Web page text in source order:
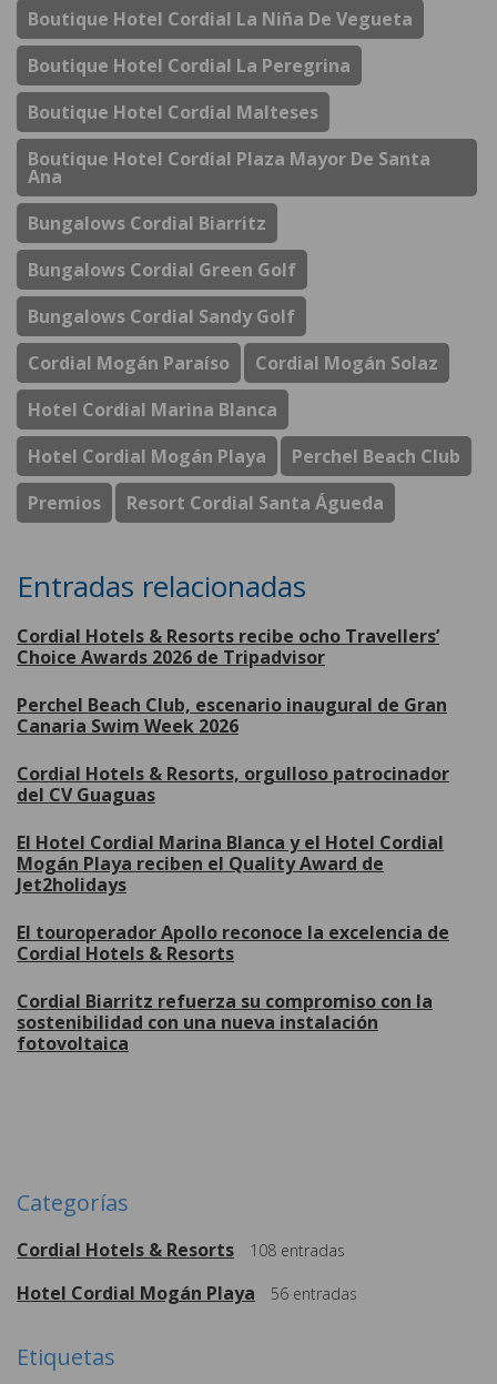
Boutique Hotel Cordial La Niña De Vegueta
Boutique Hotel Cordial La Peregrina
Boutique Hotel Cordial Malteses
Boutique Hotel Cordial Plaza Mayor De Santa
Ana
Bungalows Cordial Biarritz
Bungalows Cordial Green Golf
Bungalows Cordial Sandy Golf
Cordial Mogán Paraíso
Cordial Mogán Solaz
Hotel Cordial Marina Blanca
Hotel Cordial Mogán Playa
Perchel Beach Club
Premios
Resort Cordial Santa Águeda
Entradas relacionadas
Cordial Hotels & Resorts recibe ocho Travellers’
Choice Awards 2026 de Tripadvisor
Perchel Beach Club, escenario inaugural de Gran
Canaria Swim Week 2026
Cordial Hotels & Resorts, orgulloso patrocinador
del CV Guaguas
El Hotel Cordial Marina Blanca y el Hotel Cordial
Mogán Playa reciben el Quality Award de
Jet2holidays
El touroperador Apollo reconoce la excelencia de
Cordial Hotels & Resorts
Cordial Biarritz refuerza su compromiso con la
sostenibilidad con una nueva instalación
fotovoltaica
Categorías
Cordial Hotels & Resorts 108 entradas
Hotel Cordial Mogán Playa 56 entradas
Etiquetas